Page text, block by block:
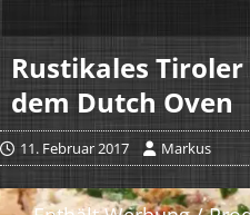
Rustikales
dem Dutch Oven
11. Februar 2017 Markus